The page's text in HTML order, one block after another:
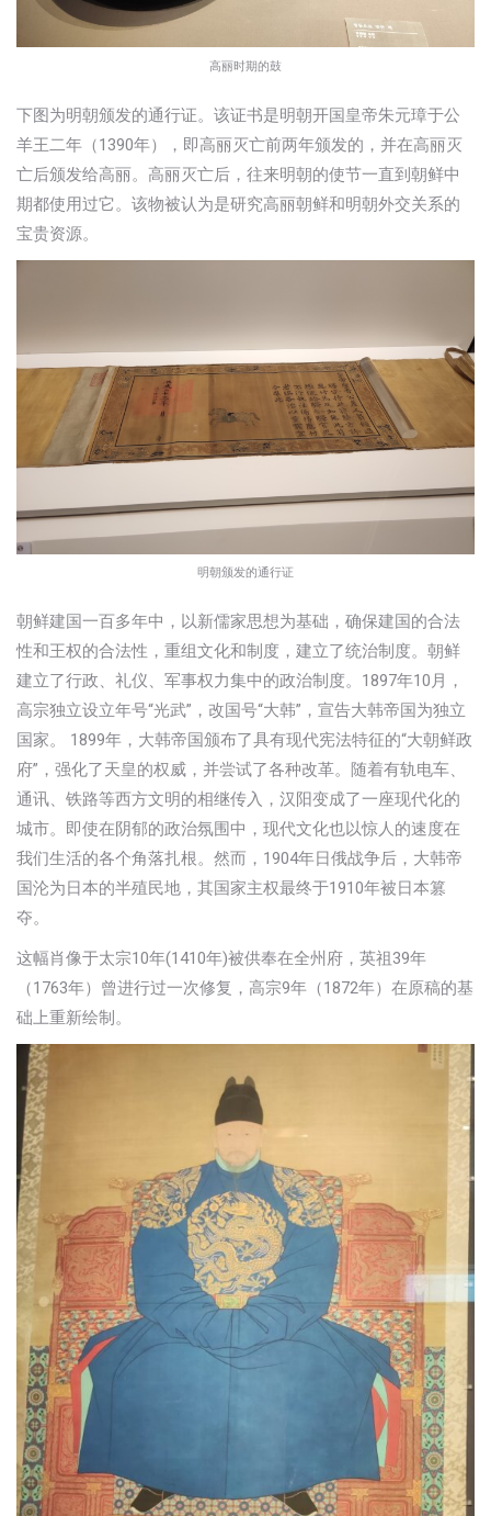
高丽时期的鼓
下图为明朝颁发的通行证。该证书是明朝开国皇帝朱元璋于公
羊王二年（1390年），即高丽灭亡前两年颁发的，并在高丽灭
亡后颁发给高丽。高丽灭亡后，往来明朝的使节一直到朝鲜中
期都使用过它。该物被认为是研究高丽朝鲜和明朝外交关系的
宝贵资源。
明朝颁发的通行证
朝鲜建国一百多年中，以新儒家思想为基础，确保建国的合法
性和王权的合法性，重组文化和制度，建立了统治制度。朝鲜
建立了行政、礼仪、军事权力集中的政治制度。1897年10月，
高宗独立设立年号“光武”，改国号“大韩”，宣告大韩帝国为独立
国家。 1899年，大韩帝国颁布了具有现代宪法特征的“大朝鲜政
府”，强化了天皇的权威，并尝试了各种改革。随着有轨电车、
通讯、铁路等西方文明的相继传入，汉阳变成了一座现代化的
城市。即使在阴郁的政治氛围中，现代文化也以惊人的速度在
我们生活的各个角落扎根。然而，1904年日俄战争后，大韩帝
国沦为日本的半殖民地，其国家主权最终于1910年被日本篡
夺。
这幅肖像于太宗10年(1410年)被供奉在全州府，英祖39年
（1763年）曾进行过一次修复，高宗9年（1872年）在原稿的基
础上重新绘制。